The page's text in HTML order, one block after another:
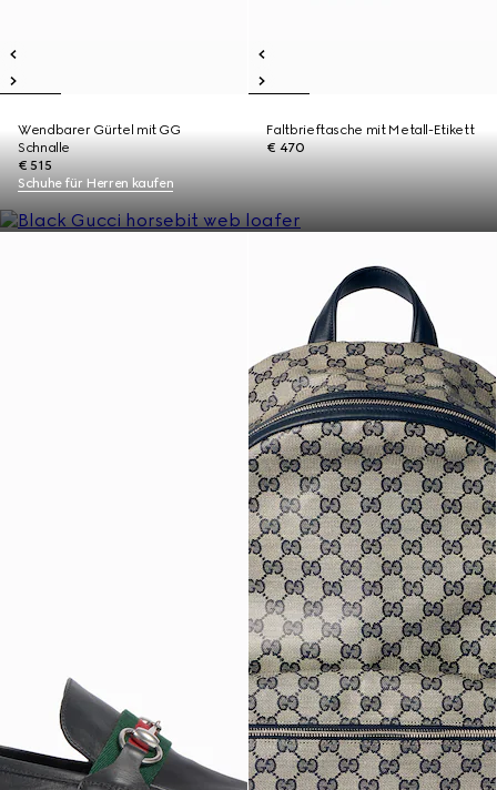
Wendbarer Gürtel mit GG
Schnalle
€ 515
Faltbrieftasche mit Metall-Etikett
€ 470
Schuhe für Herren kaufen